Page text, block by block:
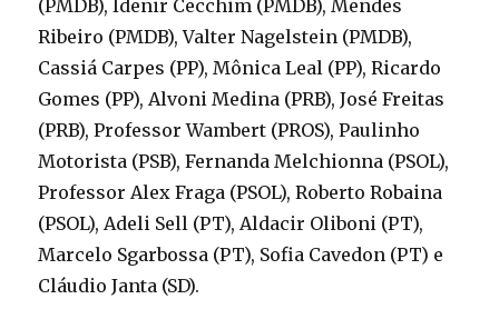
(PMDB), Idenir Cecchim (PMDB), Mendes
Ribeiro (PMDB), Valter Nagelstein (PMDB),
Cassiá Carpes (PP), Mônica Leal (PP), Ricardo
Gomes (PP), Alvoni Medina (PRB), José Freitas
(PRB), Professor Wambert (PROS), Paulinho
Motorista (PSB), Fernanda Melchionna (PSOL),
Professor Alex Fraga (PSOL), Roberto Robaina
(PSOL), Adeli Sell (PT), Aldacir Oliboni (PT),
Marcelo Sgarbossa (PT), Sofia Cavedon (PT) e
Cláudio Janta (SD).